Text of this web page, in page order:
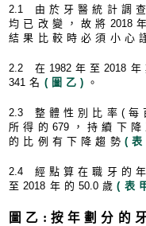
2.1 由於牙醫統計調
均已改變，故將 2018
結果比較時必須小心
2.2 在 1982年至2018年
341名 (圖乙) 。
2.3 整體性別比率(每
所得的 679，持續下
的比例有下降趨勢 (
2.4 經點算在職牙的
至2018年的 50.0歲(表
圖乙:按年劃分的